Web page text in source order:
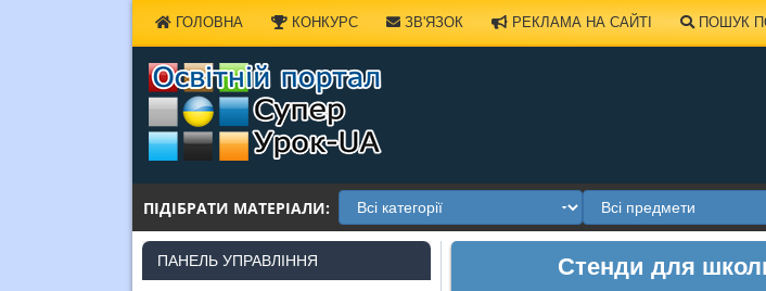
ГОЛОВНА КОНКУРС ЗВ'ЯЗОК РЕКЛАМА НА САЙТІ ПОШУК
ПІДІБРАТИ МАТЕРІАЛИ:
Стенди для
ПАНЕЛЬ УПРАВЛІННЯ